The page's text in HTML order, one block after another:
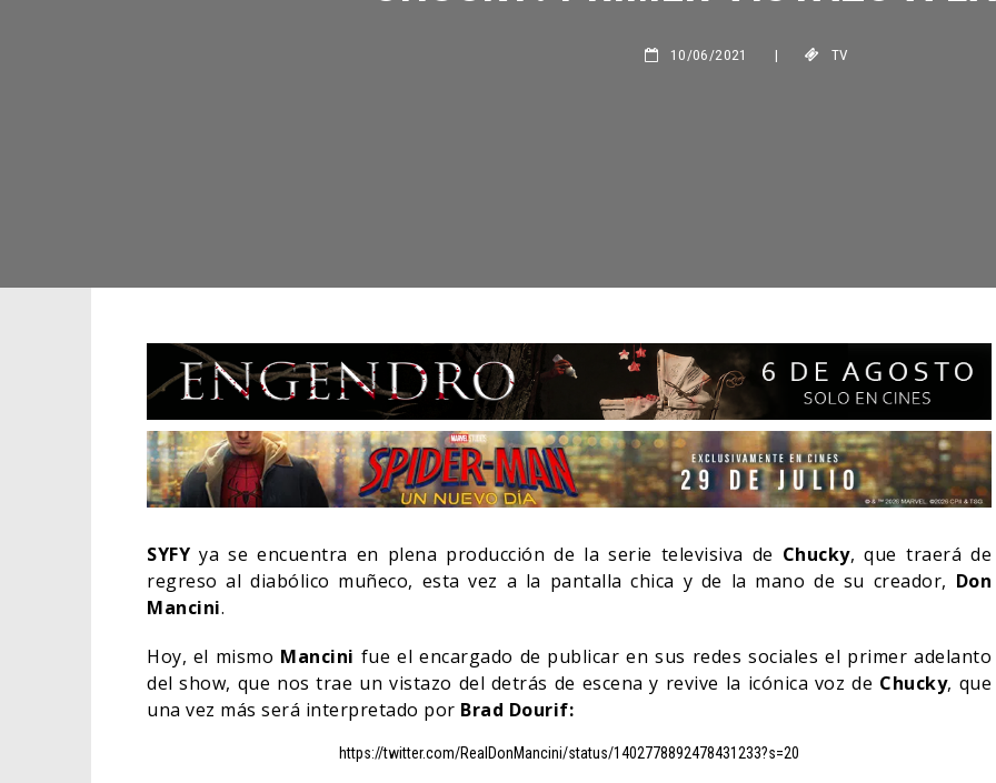
SYFYya se encuentra en plena producción de la serie televisiva de Chucky, que traerá de
regreso al diabólico muñeco, esta vez a la pantalla chica y de la mano de su creador, Don
Mancini.
Hoy, el mismo Mancini fue el encargado de publicar en sus redes sociales el primer adelanto
del show, que nos trae un vistazo del detrás de escena y revive la icónica voz de Chucky, que
una vez más será interpretado por Brad Dourif:
https://twitter.com/RealDonMancini/status/1402778892478431233?s=20